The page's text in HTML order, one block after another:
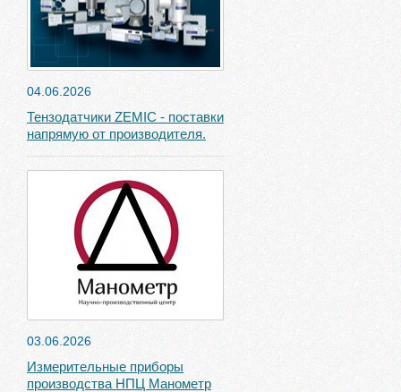
04.06.2026
Тензодатчики ZEMIC - поставки
напрямую от производителя.
03.06.2026
Измерительные приборы
производства НПЦ Манометр